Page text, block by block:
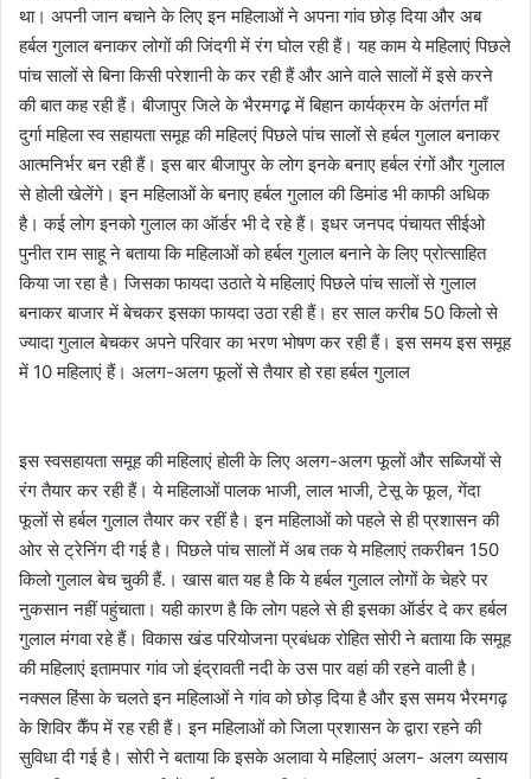
था। अपनी जान बचाने के लिए इन महिलाओं ने अपना गांव छोड़ दिया और अब
हर्बल गुलाल बनाकर लोगों की जिंदगी में रंग घोल रही हैं। यह काम ये महिलाएं पिछले
पांच सालों से बिना किसी परेशानी के कर रही हैं और आने वाले सालों में इसे करने
की बात कह रही हैं। बीजापुर जिले के भैरमगढ़़ में बिहान कार्यक्रम के अंतर्गत माँ
दुर्गा महिला स्व सहायता समूह की महिलएं पिछले पांच सालों से हर्बल गुलाल बनाकर
आत्मनिर्भर बन रही हैं। इस बार बीजापुर के लोग इनके बनाए हर्बल रंगों और गुलाल
से होली खेलेंगे। इन महिलाओं के बनाए हर्बल गुलाल की डिमांड भी काफी अधिक
है। कई लोग इनको गुलाल का ऑर्डर भी दे रहे हैं। इधर जनपद पंचायत सीईओ
पुनीत राम साहू ने बताया कि महिलाओं को हर्बल गुलाल बनाने के लिए प्रोत्साहित
किया जा रहा है। जिसका फायदा उठाते ये महिलाएं पिछले पांच सालों से गुलाल
बनाकर बाजार में बेचकर इसका फायदा उठा रही हैं। हर साल करीब 50 किलो से
ज्यादा गुलाल बेचकर अपने परिवार का भरण भोषण कर रही हैं। इस समय इस समूह
में 10 महिलाएं हैं। अलग-अलग फूलों से तैयार हो रहा हर्बल गुलाल
इस स्वसहायता समूह की महिलाएं होली के लिए अलग-अलग फूलों और सब्जियों से
रंग तैयार कर रही हैं। ये महिलाओं पालक भाजी, लाल भाजी, टेसू के फूल, गेंदा
फूलों से हर्बल गुलाल तैयार कर रहीं है। इन महिलाओं को पहले से ही प्रशासन की
ओर से ट्रेनिंग दी गई है। पिछले पांच सालों में अब तक ये महिलाएं तकरीबन 150
किलो गुलाल बेच चुकी हैं.। खास बात यह है कि ये हर्बल गुलाल लोगों के चेहरे पर
नुकसान नहीं पहुंचाता। यही कारण है कि लोग पहले से ही इसका ऑर्डर दे कर हर्बल
गुलाल मंगवा रहे हैं। विकास खंड परियोजना प्रबंधक रोहित सोरी ने बताया कि समूह
की महिलाएं इतामपार गांव जो इंद्रावती नदी के उस पार वहां की रहने वाली है।
नक्सल हिंसा के चलते इन महिलाओं ने गांव को छोड़ दिया है और इस समय भैरमगढ़
के शिविर कैँप में रह रही हैं। इन महिलाओं को जिला प्रशासन के द्वारा रहने की
सुविधा दी गई है। सोरी ने बताया कि इसके अलावा ये महिलाएं अलग- अलग व्यसाय